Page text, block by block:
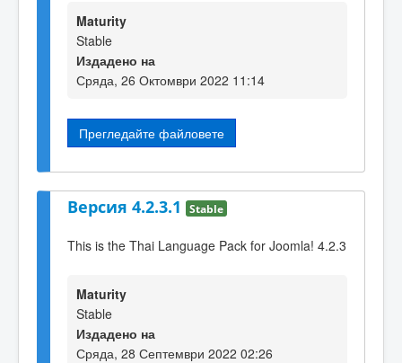
Maturity
Stable
Издадено на
Сряда, 26 Октомври 2022 11:14
Прегледайте файловете
Версия 4.2.3.1 Stable
This is the Thai Language Pack for Joomla! 4.2.3
Maturity
Stable
Издадено на
Сряда, 28 Септември 2022 02:26